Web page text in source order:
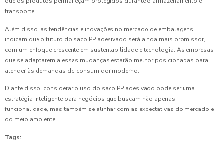
transporte.
Além disso, as tendências e inovações no mercado de embalagens
indicam que o futuro do saco PP adesivado será ainda mais promissor,
com um enfoque crescente em sustentabilidade e tecnologia. As empresas
que se adaptarem a essas mudanças estarão melhor posicionadas para
atender às demandas do consumidor moderno.
Diante disso, considerar o uso do saco PP adesivado pode ser uma
estratégia inteligente para negócios que buscam não apenas
funcionalidade, mas também se alinhar com as expectativas do mercado e
do meio ambiente.
Tags: